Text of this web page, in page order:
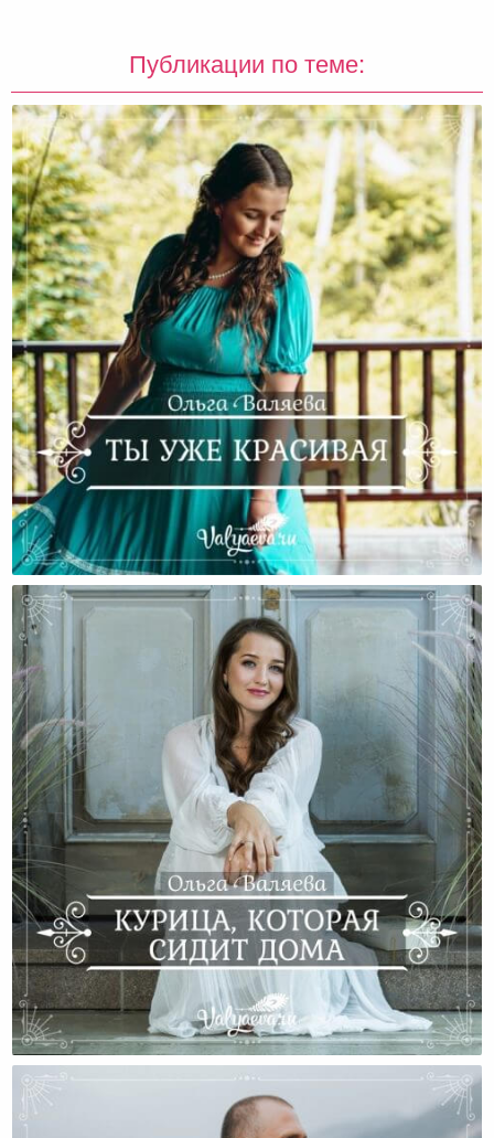
Публикации по теме:
Ты Уже Красивая
Курица, Которая Сидит Дома